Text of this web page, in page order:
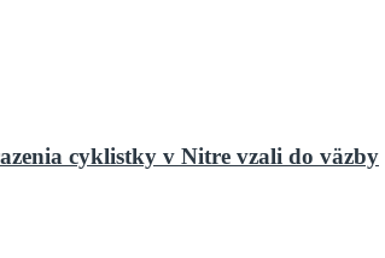
cyklistky v Nitre vzali do väzby